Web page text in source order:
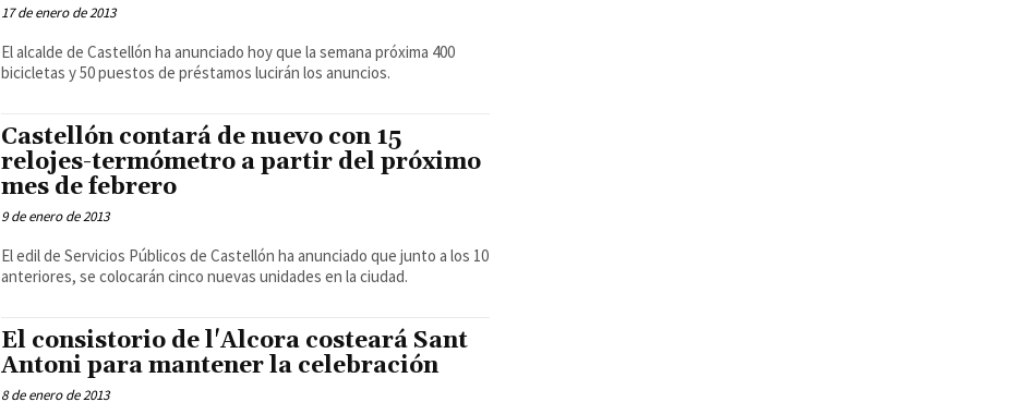
17 de enero de 2013
El alcalde de Castellón ha anunciado hoy que la semana próxima 400
bicicletas y 50 puestos de préstamos lucirán los anuncios.
Castellón contará de nuevo con 15
relojes-termómetro a partir del próximo
mes de febrero
9 de enero de 2013
El edil de Servicios Públicos de Castellón ha anunciado que junto a los 10
anteriores, se colocarán cinco nuevas unidades en la ciudad.
El consistorio de l'Alcora costeará Sant
Antoni para mantener la celebración
8 de enero de 2013